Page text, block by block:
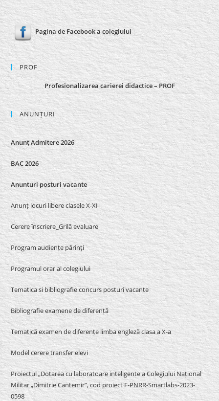
Pagina de Facebook a colegiului
PROF
Profesionalizarea carierei didactice – PROF
ANUNȚURI
Anunț Admitere 2026
BAC 2026
Anunturi posturi vacante
Anunț locuri libere clasele X-XI
Cerere înscriere_Grilă evaluare
Program audiențe părinți
Programul orar al colegiului
Tematica si bibliografie concurs posturi vacante
Bibliografie examene de diferență
Tematică examen de diferențe limba engleză clasa a X-a
Model cerere transfer elevi
Proiectul „Dotarea cu laboratoare inteligente a Colegiului Național
Militar „Dimitrie Cantemir”, cod proiect F-PNRR-Smartlabs-2023-
0598